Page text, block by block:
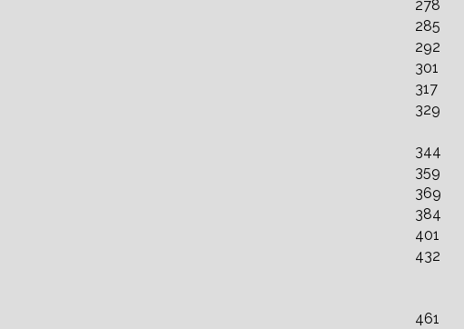
278
285
292
301
317
329
344
359
369
384
401
432
461